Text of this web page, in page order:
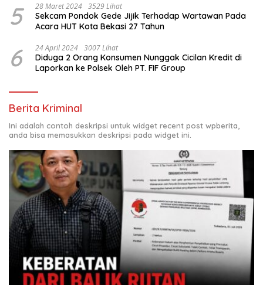
Meriah Kabupaten Aceh Singkil
5 28 Maret 2024 3529 Lihat
Sekcam Pondok Gede Jijik Terhadap Wartawan Pada
Acara HUT Kota Bekasi 27 Tahun
6 24 April 2024 3007 Lihat
Diduga 2 Orang Konsumen Nunggak Cicilan Kredit di
Laporkan ke Polsek Oleh PT. FIF Group
Berita Kriminal
Ini adalah contoh deskripsi untuk widget recent post wpberita,
anda bisa memasukkan deskripsi pada widget ini.